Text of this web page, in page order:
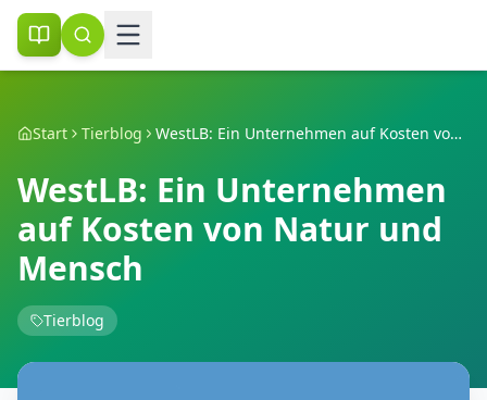
Start Tierblog WestLB: Ein Unternehmen auf Kosten von Natur und Mensch
WestLB: Ein Unternehmen
auf Kosten von Natur und
Mensch
Tierblog